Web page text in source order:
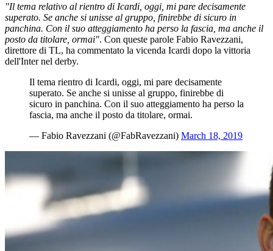
"Il tema relativo al rientro di Icardi, oggi, mi pare decisamente
superato. Se anche si unisse al gruppo, finirebbe di sicuro in
panchina. Con il suo atteggiamento ha perso la fascia, ma anche il
posto da titolare, ormai". Con queste parole Fabio Ravezzani,
direttore di TL, ha commentato la vicenda Icardi dopo la vittoria
dell'Inter nel derby.
Il tema rientro di Icardi, oggi, mi pare decisamente
superato. Se anche si unisse al gruppo, finirebbe di
sicuro in panchina. Con il suo atteggiamento ha perso la
fascia, ma anche il posto da titolare, ormai.
— Fabio Ravezzani (@FabRavezzani) March 18, 2019